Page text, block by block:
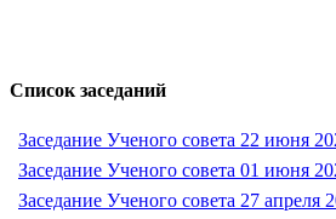
Список заседаний
Заседание Ученого совета 22 июня
Заседание Ученого совета 01 июня
Заседание Ученого совета 27 апреля